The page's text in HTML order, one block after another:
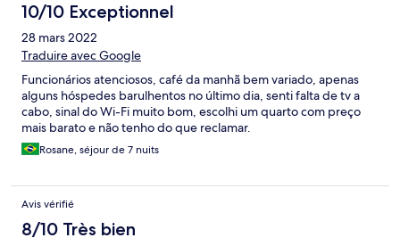
10/10 Exceptionnel
28 mars 2022
Traduire avec Google
Funcionários atenciosos, café da manhã bem variado, apenas
alguns hóspedes barulhentos no último dia, senti falta de tv a
cabo, sinal do Wi-Fi muito bom, escolhi um quarto com preço
mais barato e não tenho do que reclamar.
Rosane, séjour de 7 nuits
Avis vérifié
8/10 Très bien